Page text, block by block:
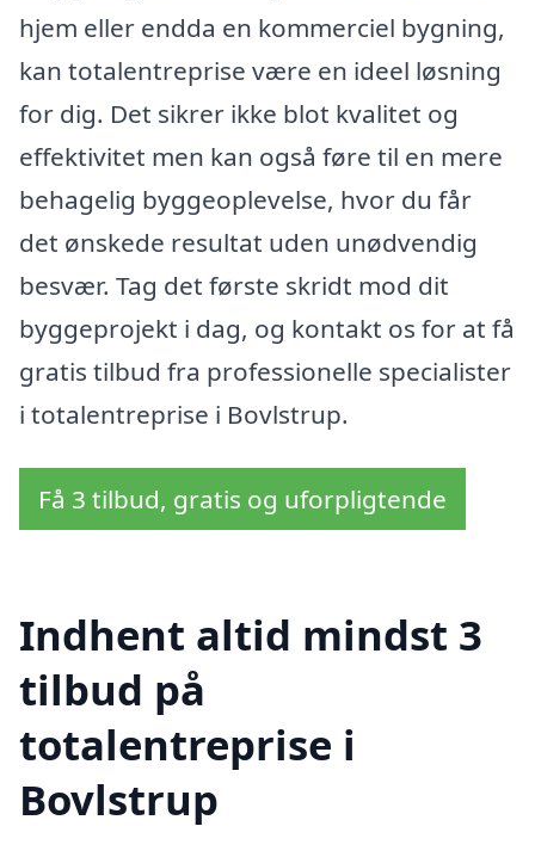
hjem eller endda en kommerciel bygning,
kan totalentreprise være en ideel løsning
for dig. Det sikrer ikke blot kvalitet og
effektivitet men kan også føre til en mere
behagelig byggeoplevelse, hvor du får
det ønskede resultat uden unødvendig
besvær. Tag det første skridt mod dit
byggeprojekt i dag, og kontakt os for at få
gratis tilbud fra professionelle specialister
i totalentreprise i Bovlstrup.
Få 3 tilbud, gratis og uforpligtende
Indhent altid mindst 3
tilbud på
totalentreprise i
Bovlstrup